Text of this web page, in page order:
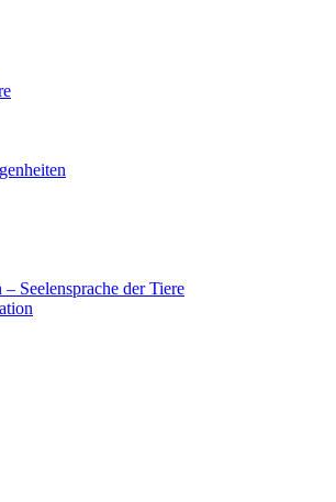
– Seelensprache der Tiere